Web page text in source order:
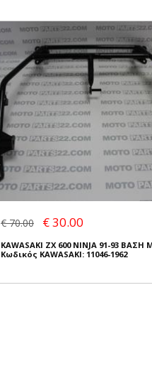
€ 70.00 € 30.00
KAWASAKI ZX 600 NINJA 91-93
Κωδικός KAWASAKI: 11046-1962